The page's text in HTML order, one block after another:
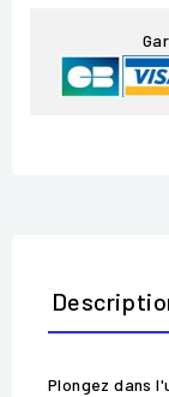
Plongez dans